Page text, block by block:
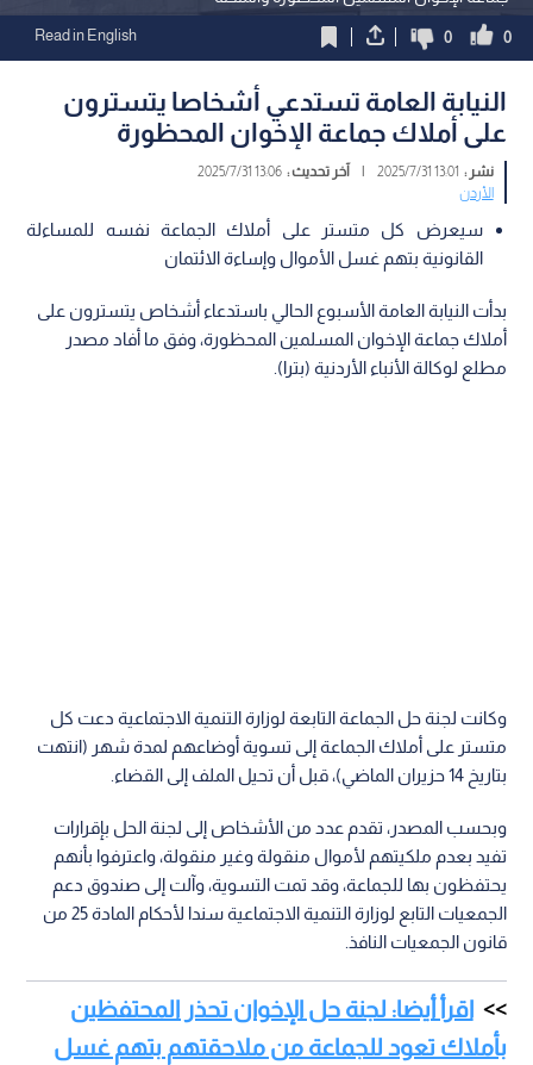
0
0
Read in English
النيابة العامة تستدعي أشخاصا يتسترون
على أملاك جماعة الإخوان المحظورة
نشر : 13:01 2025/7/31
| آخر تحديث :13:06 2025/7/31
الأردن
سيعرض كل متستر على أملاك الجماعة نفسه للمساءلة
القانونية بتهم غسل الأموال وإساءة الائتمان
بدأت النيابة العامة الأسبوع الحالي باستدعاء أشخاص يتسترون على
أملاك جماعة الإخوان المسلمين المحظورة، وفق ما أفاد مصدر
مطلع لوكالة الأنباء الأردنية (بترا).
وكانت لجنة حل الجماعة التابعة لوزارة التنمية الاجتماعية دعت كل
متستر على أملاك الجماعة إلى تسوية أوضاعهم لمدة شهر (انتهت
بتاريخ 14 حزيران الماضي)، قبل أن تحيل الملف إلى القضاء.
وبحسب المصدر، تقدم عدد من الأشخاص إلى لجنة الحل بإقرارات
تفيد بعدم ملكيتهم لأموال منقولة وغير منقولة، واعترفوا بأنهم
يحتفظون بها للجماعة، وقد تمت التسوية، وآلت إلى صندوق دعم
الجمعيات التابع لوزارة التنمية الاجتماعية سندا لأحكام المادة 25 من
قانون الجمعيات النافذ.
اقرأ أيضا: لجنة حل الإخوان تحذر المحتفظين
بأملاك تعود للجماعة من ملاحقتهم بتهم غسل